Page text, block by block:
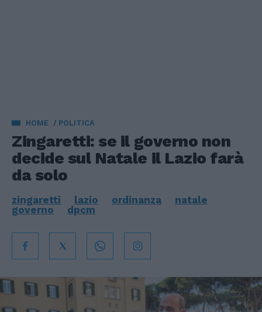
HOME POLITICA
Zingaretti: se il governo non
decide sul Natale il Lazio farà
da solo
zingaretti lazio ordinanza
natale
governo
dpcm